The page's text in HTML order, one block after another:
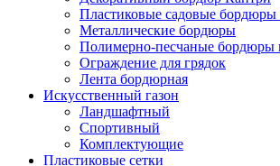
Пластиковые садовые бордюры
Металлические бордюры
Полимерно-песчаные бордюры
Ограждение для грядок
Лента бордюрная
Искусственный газон
Ландшафтный
Спортивный
Комплектующие
Пластиковые сетки